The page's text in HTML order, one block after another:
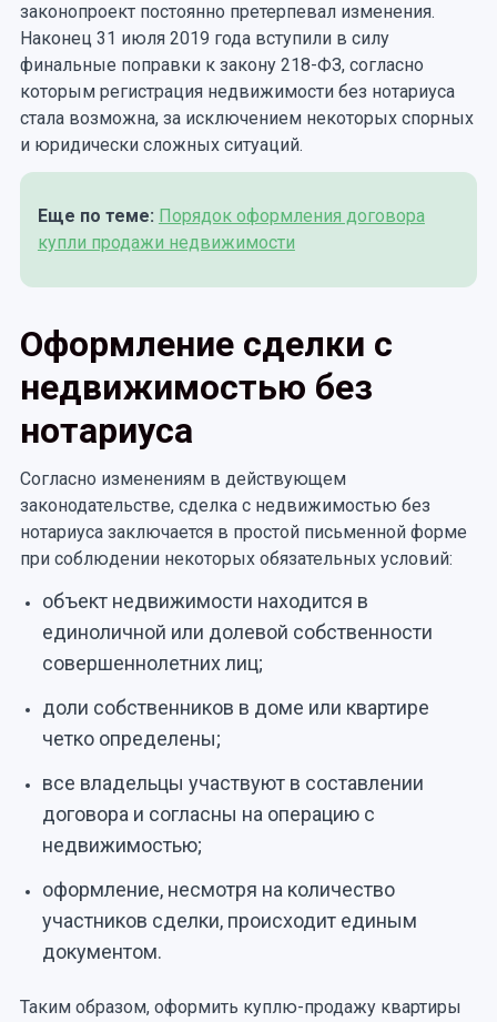
законопроект постоянно претерпевал изменения.
Наконец 31 июля 2019 года вступили в силу
финальные поправки к закону 218-ФЗ, согласно
которым регистрация недвижимости без нотариуса
стала возможна, за исключением некоторых спорных
и юридически сложных ситуаций.
Еще по теме: Порядок оформления договора
купли продажи недвижимости
Оформление сделки с
недвижимостью без
нотариуса
Согласно изменениям в действующем
законодательстве, сделка с недвижимостью без
нотариуса заключается в простой письменной форме
при соблюдении некоторых обязательных условий:
объект недвижимости находится в
единоличной или долевой собственности
совершеннолетних лиц;
доли собственников в доме или квартире
четко определены;
все владельцы участвуют в составлении
договора и согласны на операцию с
недвижимостью;
оформление, несмотря на количество
участников сделки, происходит единым
документом.
Таким образом, оформить куплю-продажу квартиры